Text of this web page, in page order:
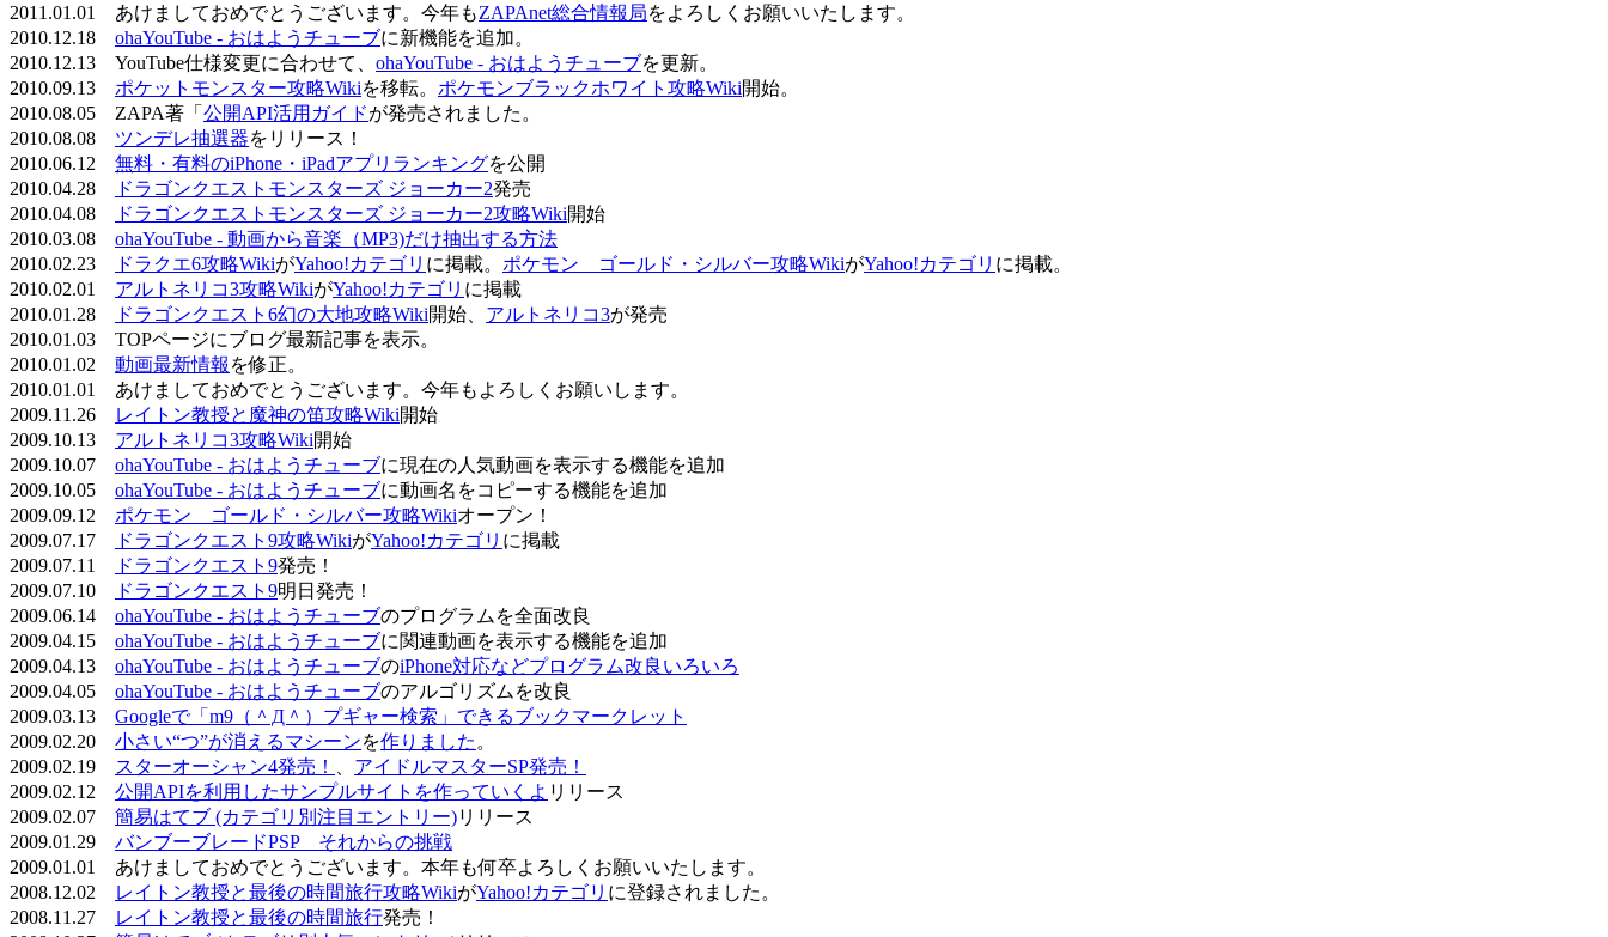
2011.01.01 あけましておめでとうございます。今年もZAPAnet総合情報局をよろしくお願いいたします。
2010.12.18 ohaYouTube - おはようチューブに新機能を追加。
2010.12.13 YouTube仕様変更に合わせて、 ohaYouTube - おはようチューブを更新。
2010.09.13 ポケットモンスター攻略Wikiを移転。 ポケモンブラックホワイト攻略Wiki開始。
2010.08.05 ZAPA著「 公開API活用ガイドが発売されました。
2010.08.08 ツンデレ抽選器をリリース！
2010.06.12 無料・有料のiPhone・iPadアプリランキングを公開
2010.04.28
ドラゴンクエストモンスターズ ジョーカー2発売
2010.04.08
ドラゴンクエストモンスターズ ジョーカー2攻略Wiki開始
2010.03.08 ohaYouTube - 動画から音楽（MP3)だけ抽出する方法
2010.02.23
ドラクエ6攻略WikiがYahoo!カテゴリ に掲載。 ポケモン ゴールド・シルバー攻略WikiがYahoo!カテゴリ に掲載。
2010.02.01 アルトネリコ3攻略WikiがYahoo!カテゴリ に掲載
2010.01.28
ドラゴンクエスト6幻の大地攻略Wiki開始、 アルトネリコ3が発売
2010.01.03 TOPページにブログ最新記事を表示。
2010.01.02 動画最新情報 を修正。
2010.01.01 あけましておめでとうございます。今年もよろしくお願いします。
2009.11.26
レイトン教授と魔神の笛攻略Wiki開始
2009.10.13 アルトネリコ3攻略Wiki開始
2009.10.07 ohaYouTube - おはようチューブに現在の人気動画を表示する機能を追加
2009.10.05 ohaYouTube - おはようチューブに動画名をコピーする機能を追加
2009.09.12 ポケモン ゴールド・シルバー攻略Wikiオープン！
2009.07.17
ドラゴンクエスト9攻略WikiがYahoo!カテゴリ に掲載
2009.07.11
ドラゴンクエスト9発売！
2009.07.10
ドラゴンクエスト9明日発売！
2009.06.14 ohaYouTube - おはようチューブのプログラムを全面改良
2009.04.15 ohaYouTube - おはようチューブに関連動画を表示する機能を追加
2009.04.13 ohaYouTube - おはようチューブのiPhone対応などプログラム改良いろいろ
2009.04.05 ohaYouTube - おはようチューブのアルゴリズムを改良
2009.03.13 Googleで「m9（＾Д＾）プギャー検索」できるブックマークレット
2009.02.20 小さい“つ”が消えるマシーンを作りました 。
2009.02.19
スターオーシャン4発売！
アイドルマスターSP発売！
2009.02.12 公開APIを利用したサンプルサイトを作っていくよ リリース
2009.02.07 簡易はてブ (カテゴリ別注目エントリー)リリース
2009.01.29 バンブーブレードPSP それからの挑戦
2009.01.01 あけましておめでとうございます。本年も何卒よろしくお願いいたします。
2008.12.02
レイトン教授と最後の時間旅行攻略WikiがYahoo!カテゴリ に登録されました。
2008.11.27
レイトン教授と最後の時間旅行発売！